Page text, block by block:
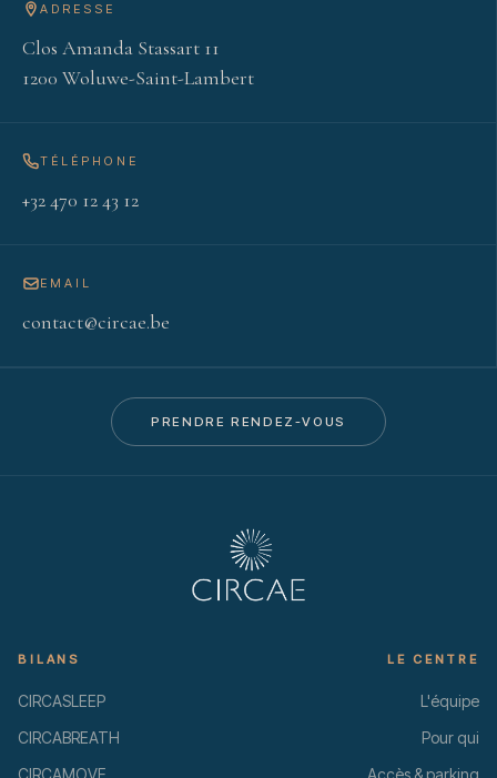
ADRESSE
Clos Amanda Stassart 11
1200 Woluwe-Saint-Lambert
TÉLÉPHONE
+32 470 12 43 12
EMAIL
contact@circae.be
PRENDRE RENDEZ-VOUS
BILANS
CIRCASLEEP
CIRCABREATH
CIRCAMOVE
LE CENTRE
L'équipe
Pour qui
Accès & parking